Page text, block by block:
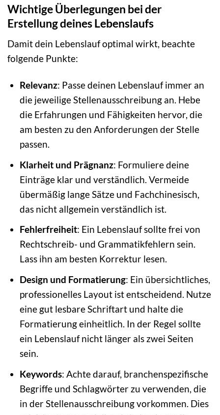
Wichtige Überlegungen bei der
Erstellung deines Lebenslaufs
Damit dein Lebenslauf optimal wirkt, beachte
folgende Punkte:
Relevanz: Passe deinen Lebenslauf immer an
die jeweilige Stellenausschreibung an. Hebe
die Erfahrungen und Fähigkeiten hervor, die
am besten zu den Anforderungen der Stelle
passen.
Klarheit und Prägnanz: Formuliere deine
Einträge klar und verständlich. Vermeide
übermäßig lange Sätze und Fachchinesisch,
das nicht allgemein verständlich ist.
Fehlerfreiheit: Ein Lebenslauf sollte frei von
Rechtschreib- und Grammatikfehlern sein.
Lass ihn am besten Korrektur lesen.
Design und Formatierung: Ein übersichtliches,
professionelles Layout ist entscheidend. Nutze
eine gut lesbare Schriftart und halte die
Formatierung einheitlich. In der Regel sollte
ein Lebenslauf nicht länger als zwei Seiten
sein.
Keywords: Achte darauf, branchenspezifische
Begriffe und Schlagwörter zu verwenden, die
in der Stellenausschreibung vorkommen. Dies